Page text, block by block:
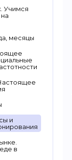
Учимся
месяцы
и
в